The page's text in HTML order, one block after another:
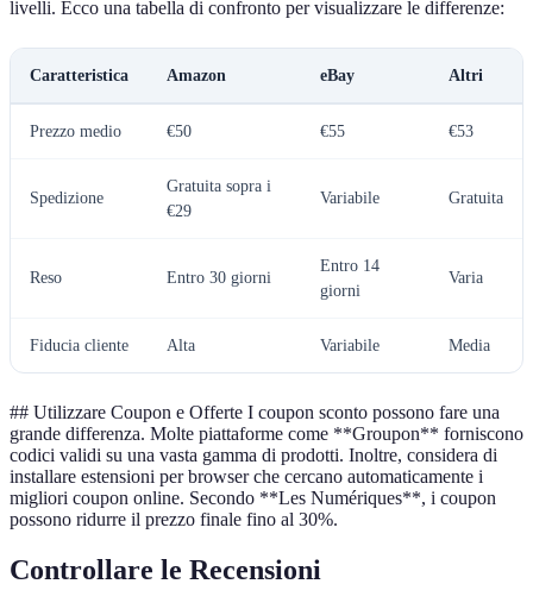
livelli. Ecco una tabella di confronto per visualizzare le differenze:
Caratteristica Amazon eBay Altri
Prezzo medio €50 €55 €53
Spedizione
Gratuita sopra i
€29
Variabile Gratuita
Reso Entro 30 giorni
Entro 14
giorni
Varia
Fiducia cliente Alta Variabile Media
## Utilizzare Coupon e Offerte I coupon sconto possono fare una
grande differenza. Molte piattaforme come **Groupon** forniscono
codici validi su una vasta gamma di prodotti. Inoltre, considera di
installare estensioni per browser che cercano automaticamente i
migliori coupon online. Secondo **Les Numériques**, i coupon
possono ridurre il prezzo finale fino al 30%.
Controllare le Recensioni